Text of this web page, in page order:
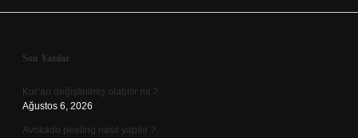
Sidebar
Son Yazılar
Kur’an değiştirilmiş olabilir mi ?
Ağustos 6, 2026
Avokado peeling nasıl yapılır ?